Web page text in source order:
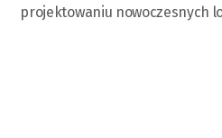
projektowaniu nowoczesnych